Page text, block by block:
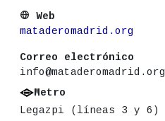
Web
mataderomadrid.org
Correo electrónico
info@mataderomadrid.org
Metro
Legazpi (líneas 3 y 6)